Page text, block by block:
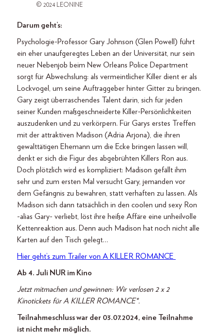
© 2024 LEONINE
Darum geht’s:
Psychologie-Professor Gary Johnson (Glen Powell) führt
ein eher unaufgeregtes Leben an der Universität, nur sein
neuer Nebenjob beim New Orleans Police Department
sorgt für Abwechslung: als vermeintlicher Killer dient er als
Lockvogel, um seine Auftraggeber hinter Gitter zu bringen.
Gary zeigt überraschendes Talent darin, sich für jeden
seiner Kunden maßgeschneiderte Killer-Persönlichkeiten
auszudenken und zu verkörpern. Für Garys erstes Treffen
mit der attraktiven Madison (Adria Arjona), die ihren
gewalttätigen Ehemann um die Ecke bringen lassen will,
denkt er sich die Figur des abgebrühten Killers Ron aus.
Doch plötzlich wird es kompliziert: Madison gefällt ihm
sehr und zum ersten Mal versucht Gary, jemanden vor
dem Gefängnis zu bewahren, statt verhaften zu lassen. Als
Madison sich dann tatsächlich in den coolen und sexy Ron
-alias Gary- verliebt, löst ihre heiße Affäre eine unheilvolle
Kettenreaktion aus. Denn auch Madison hat noch nicht alle
Karten auf den Tisch gelegt…
Hier geht’s zum Trailer von A KILLER ROMANCE
Ab 4. Juli NUR im Kino
Jetzt mitmachen und gewinnen: Wir verlosen 2 x 2
Kinotickets für A KILLER ROMANCE*.
Teilnahmeschluss war der 03.07.2024, eine Teilnahme
ist nicht mehr möglich.